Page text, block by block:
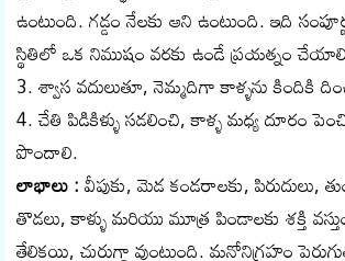
ఉంటుంది. గడ్డం నేలకు ఆని ఉంటుంది. ఇది
స్థితిలో ఒక నిముషం వరకు ఉండే ప్రయత్నం
3. శ్వాస వదులుతూ, నెమ్మదిగా కాళ్ళను కిందికి
4. చేతి పిడికిళ్ళు సడలించి, కాళ్ళ మధ్య దూరం
పొందాలి.
లాభాలు :వీపుకు, మెడ కండరాలకు, పిరుదులు,
తొడలు, కాళ్ళు మరియు మూత్ర పిండాలకు శక్తి
తేలికయి, చురుగ్గా వుంటుంది. మనోనిగ్రహం